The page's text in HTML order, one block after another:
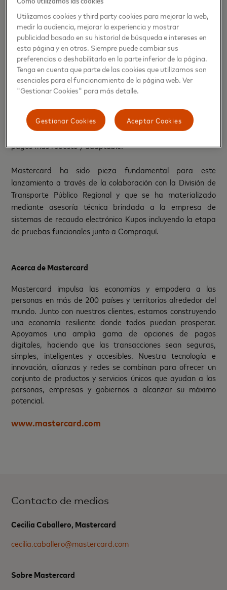
2025 para la Región de Atacama. De esta manera se logra
modernizar el transporte público, mejorar la conectividad
en zonas aisladas y rurales, y rebajar las tarifas para
estudiantes y personas mayores.
La implementación de este sistema es posible gracias al
estándar EMV, estándar de pagos interoperable, que
habilita pagos sin contacto en todo el mundo. Este
estándar garantiza transacciones seguras e inteligentes en
diversos canales, incluyendo pagos remotos, móviles sin
contacto y con tarjeta, contribuyendo a un ecosistema de
pagos más robusto y adaptable.
Mastercard ha sido pieza fundamental para este
lanzamiento a través de la colaboración con la División de
Transporte Público Regional y que se ha materializado
mediante asesoría técnica brindada a la empresa de
sistemas de recaudo electrónico Kupos incluyendo la etapa
de pruebas funcionales junto a Compraquí.
Acerca de Mastercard
Mastercard impulsa las economías y empodera a las
personas en más de 200 países y territorios alrededor del
mundo. Junto con nuestros clientes, estamos construyendo
una economía resiliente donde todos puedan prosperar.
Apoyamos una amplia gama de opciones de pagos
digitales, haciendo que las transacciones sean seguras,
simples, inteligentes y accesibles. Nuestra tecnología e
innovación, alianzas y redes se combinan para ofrecer un
conjunto de productos y servicios únicos que ayudan a las
personas, empresas y gobiernos a alcanzar su máximo
potencial.
www.mastercard.com
Contacto de medios
Cecilia Caballero, Mastercard
cecilia.caballero@mastercard.com
Sobre Mastercard
Utilizamos cookies y third party cookies para mejorar la web,
medir la audiencia, mejorar la experiencia y mostrar
publicidad basado en su historial de búsqueda e intereses en
esta página y en otras. Siempre puede cambiar sus
preferencias o deshabilitarlo en la parte inferior de la página.
Tenga en cuenta que parte de las cookies que utilizamos son
esenciales para el funcionamiento de la página web. Ver
"Gestionar Cookies" para más detalle.
Aceptar Cookies
Gestionar Cookies